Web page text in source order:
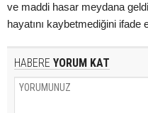
ve maddi hasar meydana
hayatını kaybetmediğini ifade
HABERE YORUM KAT